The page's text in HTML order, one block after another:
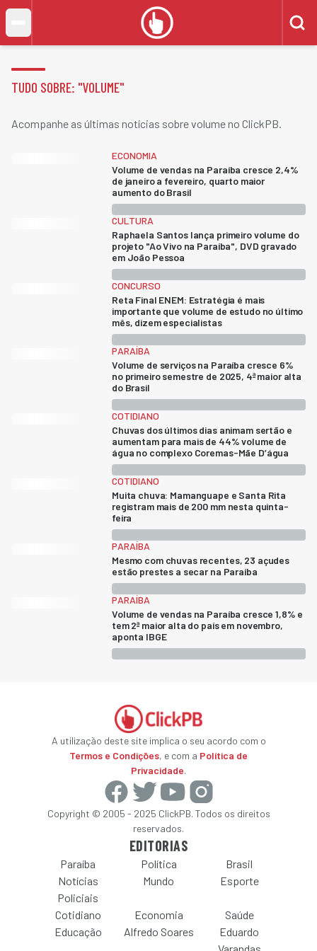
TUDO SOBRE: "VOLUME"
Acompanhe as últimas notícias sobre volume no ClickPB.
ECONOMIA
Volume de vendas na Paraíba cresce 2,4%
de janeiro a fevereiro, quarto maior
aumento do Brasil
CULTURA
Raphaela Santos lança primeiro volume do
projeto "Ao Vivo na Paraíba", DVD gravado
em João Pessoa
CONCURSO
Reta Final ENEM: Estratégia é mais
importante que volume de estudo no último
mês, dizem especialistas
PARAÍBA
Volume de serviços na Paraíba cresce 6%
no primeiro semestre de 2025, 4ª maior alta
do Brasil
COTIDIANO
Chuvas dos últimos dias animam sertão e
aumentam para mais de 44% volume de
água no complexo Coremas-Mãe D’água
COTIDIANO
Muita chuva: Mamanguape e Santa Rita
registram mais de 200 mm nesta quinta-
feira
PARAÍBA
Mesmo com chuvas recentes, 23 açudes
estão prestes a secar na Paraíba
PARAÍBA
Volume de vendas na Paraíba cresce 1,8% e
tem 2ª maior alta do país em novembro,
aponta IBGE
A utilização deste site implica o seu acordo com o
Termos e Condições, e com a Política de
Privacidade.
Copyright © 2005 - 2025 ClickPB. Todos os direitos
reservados.
EDITORIAS
Paraíba Política
Brasil
Notícias
Policiais
Mundo Esporte
Cotidiano Economia
Saúde
Educação
Alfredo Soares
Eduardo